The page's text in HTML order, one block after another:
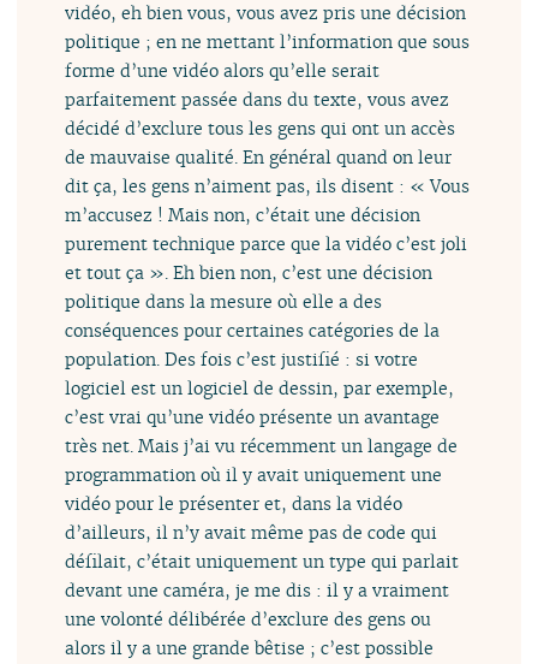
vidéo, eh bien vous, vous avez pris une décision
politique ; en ne mettant l’information que sous
forme d’une vidéo alors qu’elle serait
parfaitement passée dans du texte, vous avez
décidé d’exclure tous les gens qui ont un accès
de mauvaise qualité. En général quand on leur
dit ça, les gens n’aiment pas, ils disent : « Vous
m’accusez ! Mais non, c’était une décision
purement technique parce que la vidéo c’est joli
et tout ça ». Eh bien non, c’est une décision
politique dans la mesure où elle a des
conséquences pour certaines catégories de la
population. Des fois c’est justifié : si votre
logiciel est un logiciel de dessin, par exemple,
c’est vrai qu’une vidéo présente un avantage
très net. Mais j’ai vu récemment un langage de
programmation où il y avait uniquement une
vidéo pour le présenter et, dans la vidéo
d’ailleurs, il n’y avait même pas de code qui
défilait, c’était uniquement un type qui parlait
devant une caméra, je me dis : il y a vraiment
une volonté délibérée d’exclure des gens ou
alors il y a une grande bêtise ; c’est possible